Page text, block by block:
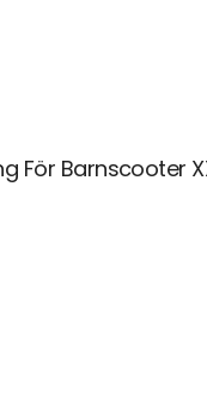
För Barnscooter